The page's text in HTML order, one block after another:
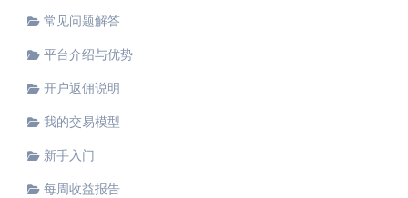
常见问题解答
平台介绍与优势
开户返佣说明
我的交易模型
新手入门
每周收益报告